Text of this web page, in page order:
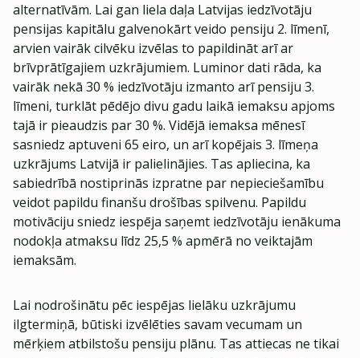
alternatīvām. Lai gan liela daļa Latvijas iedzīvotāju
pensijas kapitālu galvenokārt veido pensiju 2. līmenī,
arvien vairāk cilvēku izvēlas to papildināt arī ar
brīvprātīgajiem uzkrājumiem. Luminor dati rāda, ka
vairāk nekā 30 % iedzīvotāju izmanto arī pensiju 3.
līmeni, turklāt pēdējo divu gadu laikā iemaksu apjoms
tajā ir pieaudzis par 30 %. Vidējā iemaksa mēnesī
sasniedz aptuveni 65 eiro, un arī kopējais 3. līmeņa
uzkrājums Latvijā ir palielinājies. Tas apliecina, ka
sabiedrībā nostiprinās izpratne par nepieciešamību
veidot papildu finanšu drošības spilvenu. Papildu
motivāciju sniedz iespēja saņemt iedzīvotāju ienākuma
nodokļa atmaksu līdz 25,5 % apmērā no veiktajām
iemaksām.
Lai nodrošinātu pēc iespējas lielāku uzkrājumu
ilgtermiņā, būtiski izvēlēties savam vecumam un
mērķiem atbilstošu pensiju plānu. Tas attiecas ne tikai